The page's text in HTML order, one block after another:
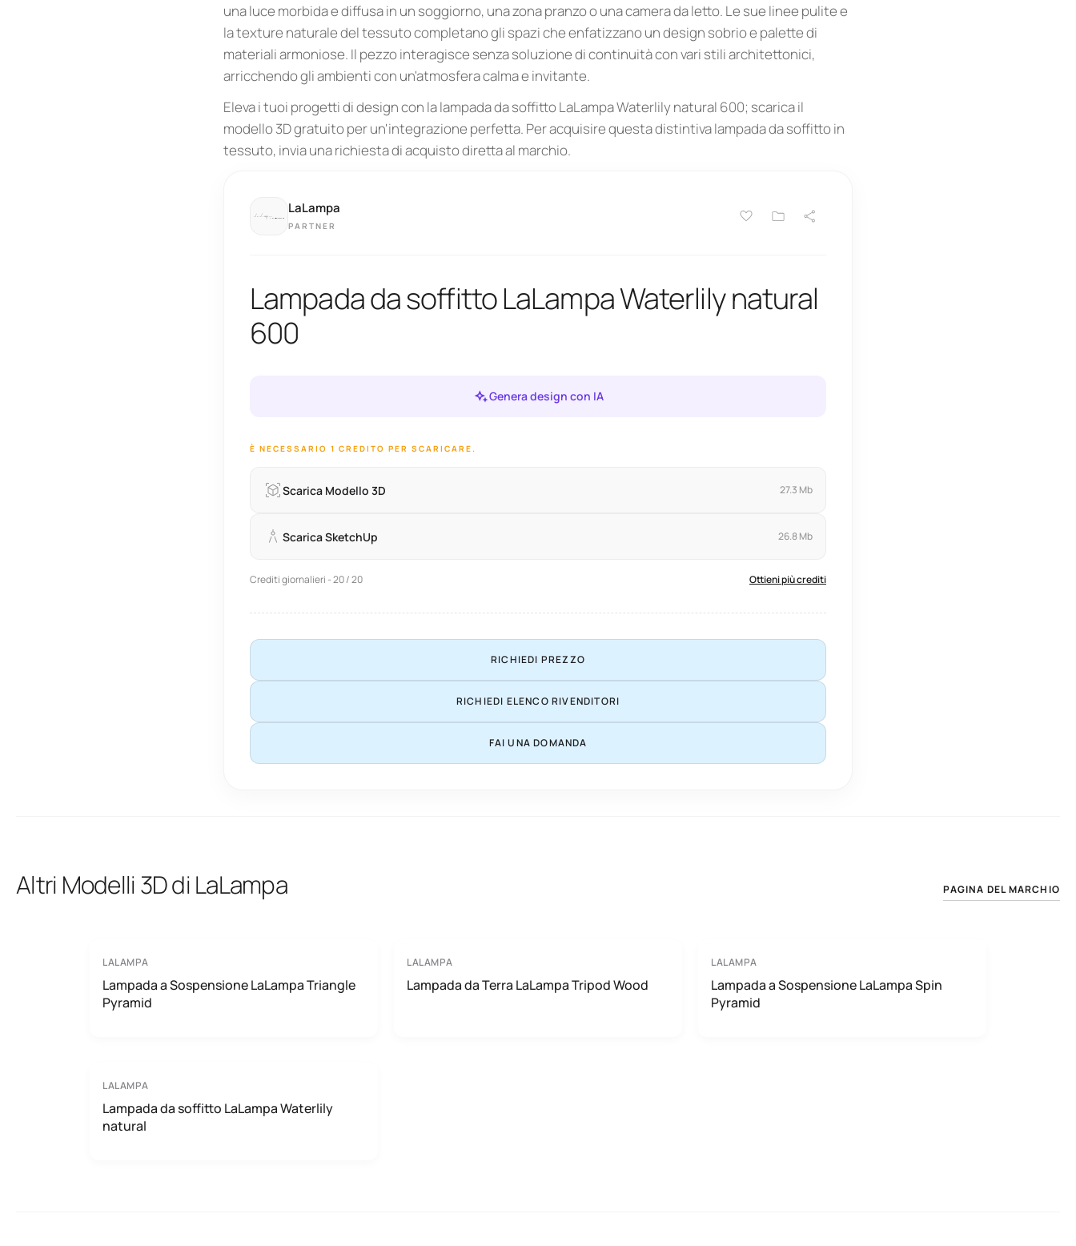
una luce morbida e diffusa in un soggiorno, una zona pranzo o una camera da letto. Le sue linee pulite e
la texture naturale del tessuto completano gli spazi che enfatizzano un design sobrio e palette di
materiali armoniose. Il pezzo interagisce senza soluzione di continuità con vari stili architettonici,
arricchendo gli ambienti con un'atmosfera calma e invitante.
Eleva i tuoi progetti di design con la lampada da soffitto LaLampa Waterlily natural 600; scarica il
modello 3D gratuito per un'integrazione perfetta. Per acquisire questa distintiva lampada da soffitto in
tessuto, invia una richiesta di acquisto diretta al marchio.
LaLampa
PARTNER
Lampada da soffitto LaLampa Waterlily natural
600
Genera design con IA
È NECESSARIO 1 CREDITO PER SCARICARE.
Scarica Modello 3D 27.3 Mb
Scarica SketchUp 26.8 Mb
Crediti giornalieri - 20 / 20 Ottieni più crediti
RICHIEDI PREZZO
RICHIEDI ELENCO RIVENDITORI
FAI UNA DOMANDA
Altri Modelli 3D di LaLampa PAGINA DEL MARCHIO
LALAMPA
Lampada a Sospensione LaLampa Triangle
Pyramid
LALAMPA
Lampada da Terra LaLampa Tripod Wood
LALAMPA
Lampada a Sospensione LaLampa Spin
Pyramid
LALAMPA
Lampada da soffitto LaLampa Waterlily
natural